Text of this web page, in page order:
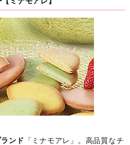
ンド 「ミナモアレ」。高品質なチ